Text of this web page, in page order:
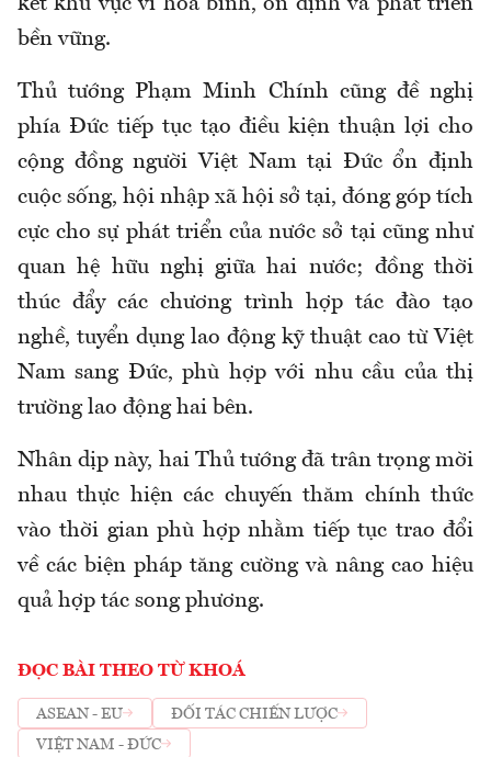
kết khu vực vì hòa bình, ổn định và phát triển
bền vững.
Thủ tướng Phạm Minh Chính cũng đề nghị
phía Đức tiếp tục tạo điều kiện thuận lợi cho
cộng đồng người Việt Nam tại Đức ổn định
cuộc sống, hội nhập xã hội sở tại, đóng góp tích
cực cho sự phát triển của nước sở tại cũng như
quan hệ hữu nghị giữa hai nước; đồng thời
thúc đẩy các chương trình hợp tác đào tạo
nghề, tuyển dụng lao động kỹ thuật cao từ Việt
Nam sang Đức, phù hợp với nhu cầu của thị
trường lao động hai bên.
Nhân dịp này, hai Thủ tướng đã trân trọng mời
nhau thực hiện các chuyến thăm chính thức
vào thời gian phù hợp nhằm tiếp tục trao đổi
về các biện pháp tăng cường và nâng cao hiệu
quả hợp tác song phương.
ĐỌC BÀI THEO TỪ KHOÁ
ASEAN - EU
ĐỐI TÁC CHIẾN LƯỢC
VIỆT NAM - ĐỨC